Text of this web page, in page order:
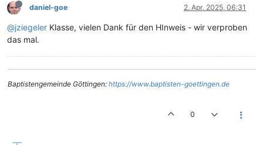
daniel-goe 2. Apr. 2025, 06:31
@jziegeler Klasse, vielen Dank für den HInweis - wir verproben
das mal.
Baptistengemeinde Göttingen: https://www.baptisten-goettingen.de
0